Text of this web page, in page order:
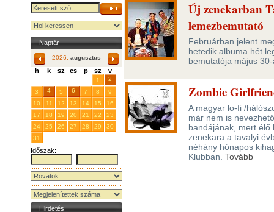
Naptár
2026. augusztus
h k sz cs p sz v
1
2
3
4 5 6 7 8
9
10
11 12 13 14 15
16
17
18 19 20 21 22
23
24
25 26 27 28 29
30
31
Időszak:
-
Hirdetés
Új zenekarban
lemezbemutató
Februárban jelent
hetedik albuma hét
bemutatója május
Zombie
A magyar lo-fi /
már nem is
bandájának, mert élő
zenekara a tavalyi
néhány hónapos
Klubban. Tovább